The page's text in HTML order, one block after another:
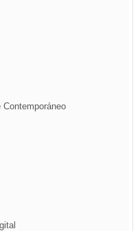
Contemporáneo